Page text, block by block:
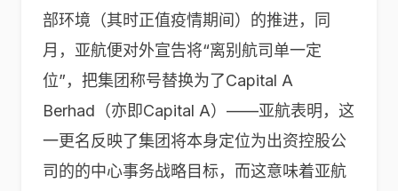
部环境（其时正值疫情期间）的推进，同
月，亚航便对外宣告将“离别航司单一定
位”，把集团称号替换为了Capital A
Berhad（亦即Capital A）——亚航表明，这
一更名反映了集团将本身定位为出资控股公
司的的中心事务战略目标，而这意味着亚航